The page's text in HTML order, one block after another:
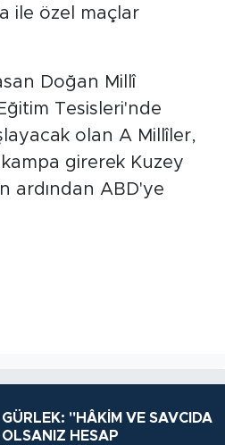
ile özel maçlar
Doğan Millî
Tesisleri'nde
olan A Millîler,
girerek Kuzey
ardından ABD'ye
GÜRLEK: "HÂKİM VE SAVCIDA
OLSANIZ HESAP